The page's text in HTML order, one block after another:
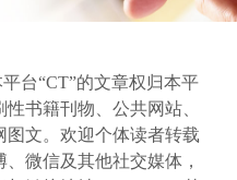
台“CT”的文章权归本平
书籍刊物、公共网站、
图文。欢迎个体读者转载
微信及其他社交媒体，